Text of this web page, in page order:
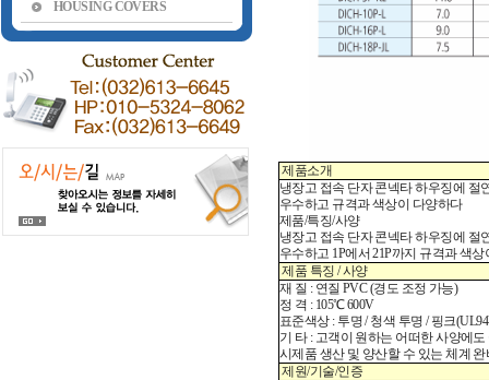
HOUSING COVERS
제품소개
냉장고 접속 단자 콘넥타 하우징에 절
우수하고 규격과 색상이 다양하다
제품/특징/사양
냉장고 접속 단자 콘넥타 하우징에 절
우수하고 1P에서 21P까지 규격과 색
제품 특징 / 사양
재 질 : 연질 PVC (경도 조정 가능)
정 격 : 105℃ 600V
표준색상 : 투명 / 청색 투명 / 핑크
기 타 : 고객이 원하는 어떠한 사양에
시제품 생산 및 양산할 수 있는 체계 완
제원/기술/인증